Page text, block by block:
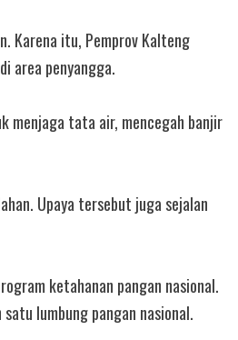
Karena itu, Pemprov Kalteng
area penyangga.
menjaga tata air, mencegah banjir
Upaya tersebut juga sejalan
ketahanan pangan nasional.
lumbung pangan nasional.